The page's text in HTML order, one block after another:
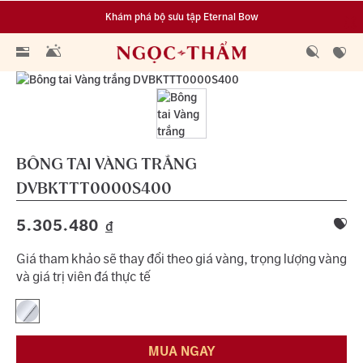
Khám phá bộ sưu tập Eternal Bow
Đa dạng lựa chọn tích luỹ từ 0.1 chỉ vàng 999.9
BÔNG TAI VÀNG TRẮNG
DVBKTTT0000S400
5.305.480 đ
Giá tham khảo sẽ thay đổi theo giá vàng, trọng lượng vàng
và giá trị viên đá thực tế
MUA NGAY